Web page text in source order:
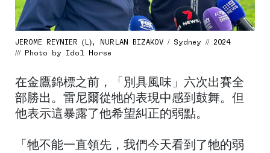
JEROME REYNIER (L), NURLAN BIZAKOV / Sydney // 2024
/// Photo by Idol Horse
在金鷹錦標之前，「別具風味」六次出賽全
部勝出。雷尼爾從牠的表現中感到鼓舞。但
他表示這暴露了他希望糾正的弱點。
「牠不能一直領先，我們今天看到了牠的弱